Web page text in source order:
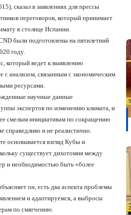
сказал в заявлениях для прессы
переговоров, который принимает
в столице Испании.
были подготовлены на пятилетний
году.
который ведет к выявлению
с анализом, связанным с экономическим
ресурсами.
научные данные
экспертов по изменению климата, и
смелым инициативам по сокращению
справедливо и не реалистично.
основывается взгляд Кубы и
существует дихотомия между
и необходимостью быть «более
он, есть два аспекта проблемы
и адаптируемся, а выбросы
по смягчению.